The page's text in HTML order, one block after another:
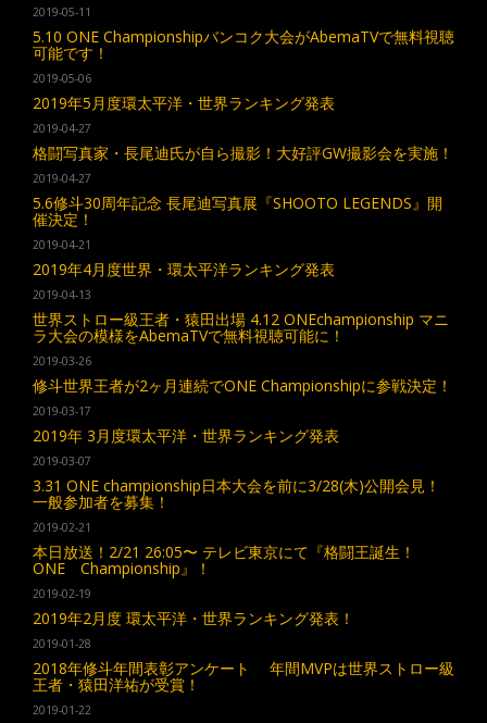
2019-05-11
5.10 ONE Championshipバンコク大会がAbemaTVで無料視聴
可能です！
2019-05-06
2019年5月度環太平洋・世界ランキング発表
2019-04-27
格闘写真家・長尾迪氏が自ら撮影！大好評GW撮影会を実施！
2019-04-27
5.6修斗30周年記念 長尾迪写真展『SHOOTO LEGENDS』開
催決定！
2019-04-21
2019年4月度世界・環太平洋ランキング発表
2019-04-13
世界ストロー級王者・猿田出場 4.12 ONEchampionship マニ
ラ大会の模様をAbemaTVで無料視聴可能に！
2019-03-26
修斗世界王者が2ヶ月連続でONE Championshipに参戦決定！
2019-03-17
2019年 3月度環太平洋・世界ランキング発表
2019-03-07
3.31 ONE championship日本大会を前に3/28(木)公開会見！
一般参加者を募集！
2019-02-21
本日放送！2/21 26:05〜 テレビ東京にて『格闘王誕生！
ONE Championship』！
2019-02-19
2019年2月度 環太平洋・世界ランキング発表！
2019-01-28
2018年修斗年間表彰アンケート 年間MVPは世界ストロー級
王者・猿田洋祐が受賞！
2019-01-22